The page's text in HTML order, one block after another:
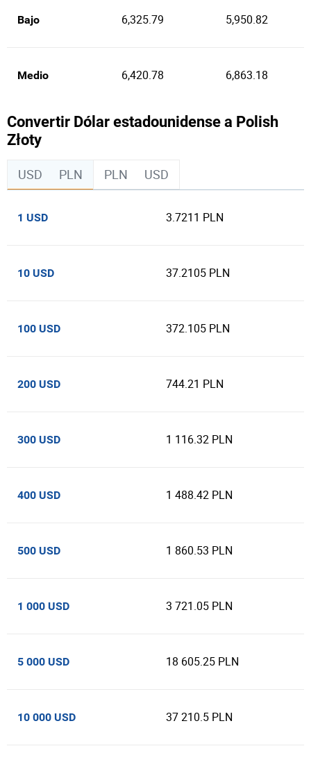
Bajo 6,325.79 5,950.82
Medio 6,420.78 6,863.18
Convertir Dólar estadounidense a Polish
Złoty
USD PLN PLN USD
1 USD 3.7211 PLN
10 USD 37.2105 PLN
100 USD 372.105 PLN
200 USD 744.21 PLN
300 USD 1 116.32 PLN
400 USD 1 488.42 PLN
500 USD 1 860.53 PLN
1 000 USD 3 721.05 PLN
5 000 USD 18 605.25 PLN
10 000 USD 37 210.5 PLN